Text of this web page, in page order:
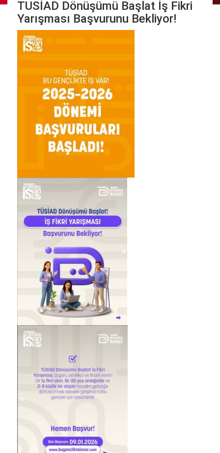
TUSİAD Dönüşümü Başlat İş Fikri
Yarışması Başvurunu Bekliyor!